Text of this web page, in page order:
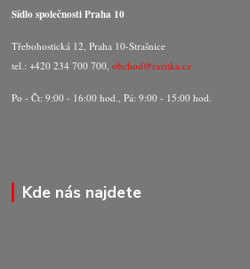
Sídlo společnosti Praha 10
Třebohostická 12, Praha 10-Strašnice
tel.: +420 234 700 700,obchod@razitka.cz
Po - Čt: 9:00 - 16:00 hod., Pá: 9:00 - 15:00 hod.
Kde nás najdete